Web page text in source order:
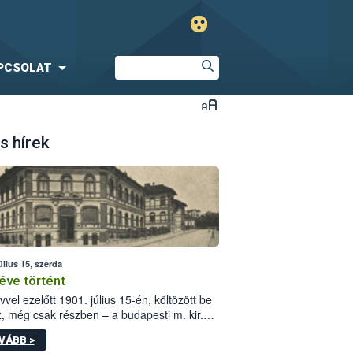
hírek
15, szerda
történt
ezelőtt 1901. július 15-én, költözött be
még csak részben – a budapesti m. kir.
állomás a Kis Rókus utca
alatti, Czigler Győző által tervezett új
>